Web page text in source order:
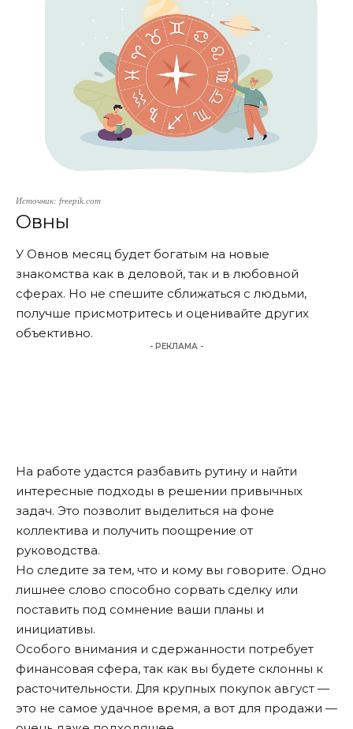
Источник: freepik.com
Овны
У Овнов месяц будет богатым на новые
знакомства как в деловой, так и в любовной
сферах. Но не спешите сближаться с людьми,
получше присмотритесь и оценивайте других
объективно.
- РЕКЛАМА -
На работе удастся разбавить рутину и найти
интересные подходы в решении привычных
задач. Это позволит выделиться на фоне
коллектива и получить поощрение от
руководства.
Но следите за тем, что и кому вы говорите. Одно
лишнее слово способно сорвать сделку или
поставить под сомнение ваши планы и
инициативы.
Особого внимания и сдержанности потребует
финансовая сфера, так как вы будете склонны к
расточительности. Для крупных покупок август —
это не самое удачное время, а вот для продажи —